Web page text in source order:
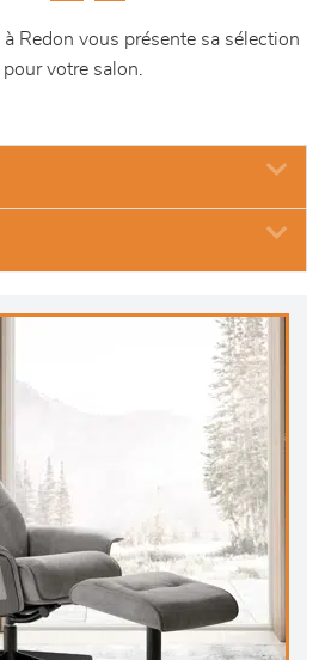
à Redon vous présente sa sélection
votre salon.